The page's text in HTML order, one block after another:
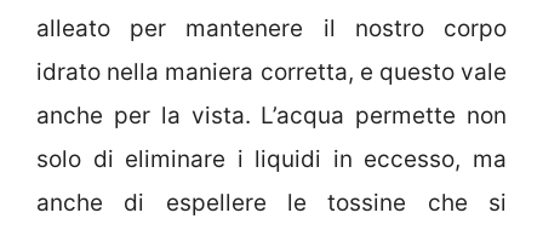
alleato per mantenere il nostro corpo
idrato nella maniera corretta, e questo vale
anche per la vista. L’acqua permette non
solo di eliminare i liquidi in eccesso, ma
anche di espellere le tossine che si